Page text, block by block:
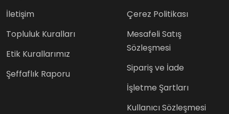
İletişim
Topluluk Kuralları
Etik Kurallarımız
Şeffaflık Raporu
Çerez Politikası
Mesafeli Satış
Sözleşmesi
Sipariş ve İade
İşletme Şartları
Kullanıcı Sözleşmesi